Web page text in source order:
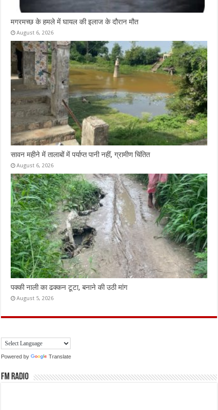
मगरमच्छ के हमले में घायल की इलाज के दौरान मौत
August 6, 2026
सावन महीने में तालाबों में पर्याप्त पानी नहीं, ग्रामीण चिंतित
August 6, 2026
पक्की नाली का ढक्कन टूटा, बनाने की उठी मांग
August 5, 2026
Powered by Translate
FM Radio